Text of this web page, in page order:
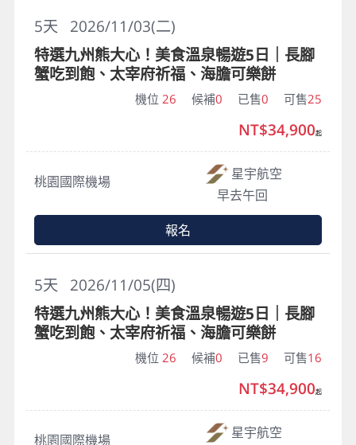
2026/11/03(二)
5天
特選九州熊大心！美食溫泉暢遊5日｜長腳
蟹吃到飽、太宰府祈福、海膽可樂餅
機位 26 候補0 已售0 可售25
桃園國際機場
星宇航空
早去午回
NT$34,900起
報名
2026/11/05(四)
5天
特選九州熊大心！美食溫泉暢遊5日｜長腳
蟹吃到飽、太宰府祈福、海膽可樂餅
機位 26 候補0 已售9 可售16
桃園國際機場
星宇航空
NT$34,900起